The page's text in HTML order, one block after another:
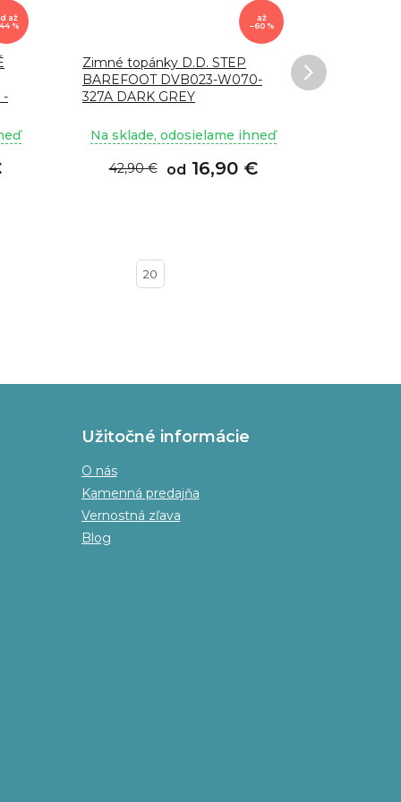
až
%
-
až
–60 %
Zimné topánky D.D. STEP
BAREFOOT DVB023-W070-
327A DARK GREY
Na sklade, odosielame ihneď
od 16,90 €
42,90 €
20
Užitočné informácie
O nás
Kamenná predajňa
Vernostná zľava
Blog